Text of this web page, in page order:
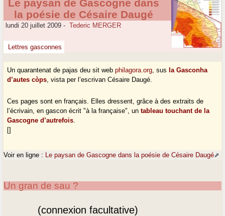
Le paysan de Gascogne dans
la poésie de Césaire Daugé
lundi 20 juillet 2009 - Tederic MERGER
Lettres gasconnes
Un quarantenat de pajas deu sit webphilagora.org, sus la Gasconha
d’autes còps, vista per l’escrivan Césaire Daugé.
Ces pages sont en français. Elles dressent, grâce à des extraits de
l’écrivain, en gascon écrit "à la française", untableau touchant de la
Gascogne d’autrefois.
[]
Voir en ligne : Le paysan de Gascogne dans la poésie de Césaire Daugé
Un gran de sau ?
(connexion facultative)